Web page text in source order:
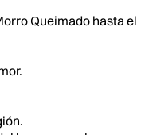
Queimado hasta el